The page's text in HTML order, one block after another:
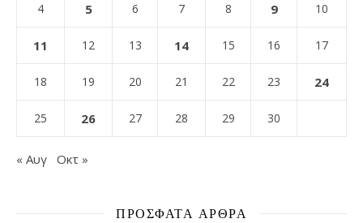
4 5 6 7 8 9 10
11 12 13 14 15 16 17
18 19 20 21 22 23 24
25 26 27 28 29 30
« Αυγ Οκτ »
ΠΡΌΣΦΑΤΑ ΆΡΘΡΑ